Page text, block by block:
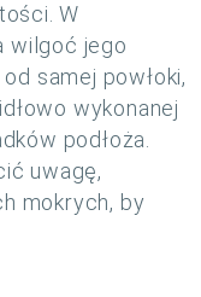
W
wilgoć jego
samej powłoki,
wykonanej
podłoża.
uwagę,
mokrych, by